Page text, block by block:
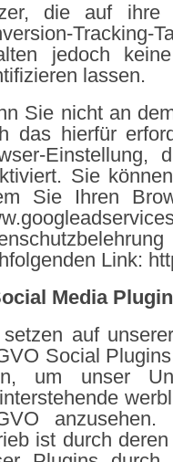
die auf ihre
jedoch
lassen.
Sie nicht an
das hierfür
Einstellung,
Sie
Sie Ihren
Link:
Media
auf
Social
um unser
anzusehen.
ist durch